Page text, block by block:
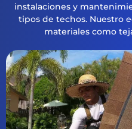
instalaciones y
tipos de techos. Nuestro
materiales como